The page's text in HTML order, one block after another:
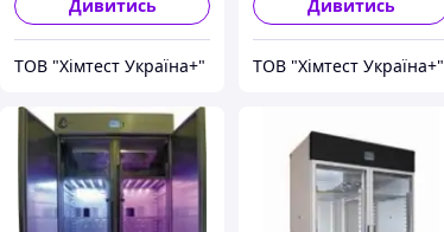
Дивитись
ТОВ "Хімтест Україна+"
Дивитись
ТОВ "Хімтест Україна+"